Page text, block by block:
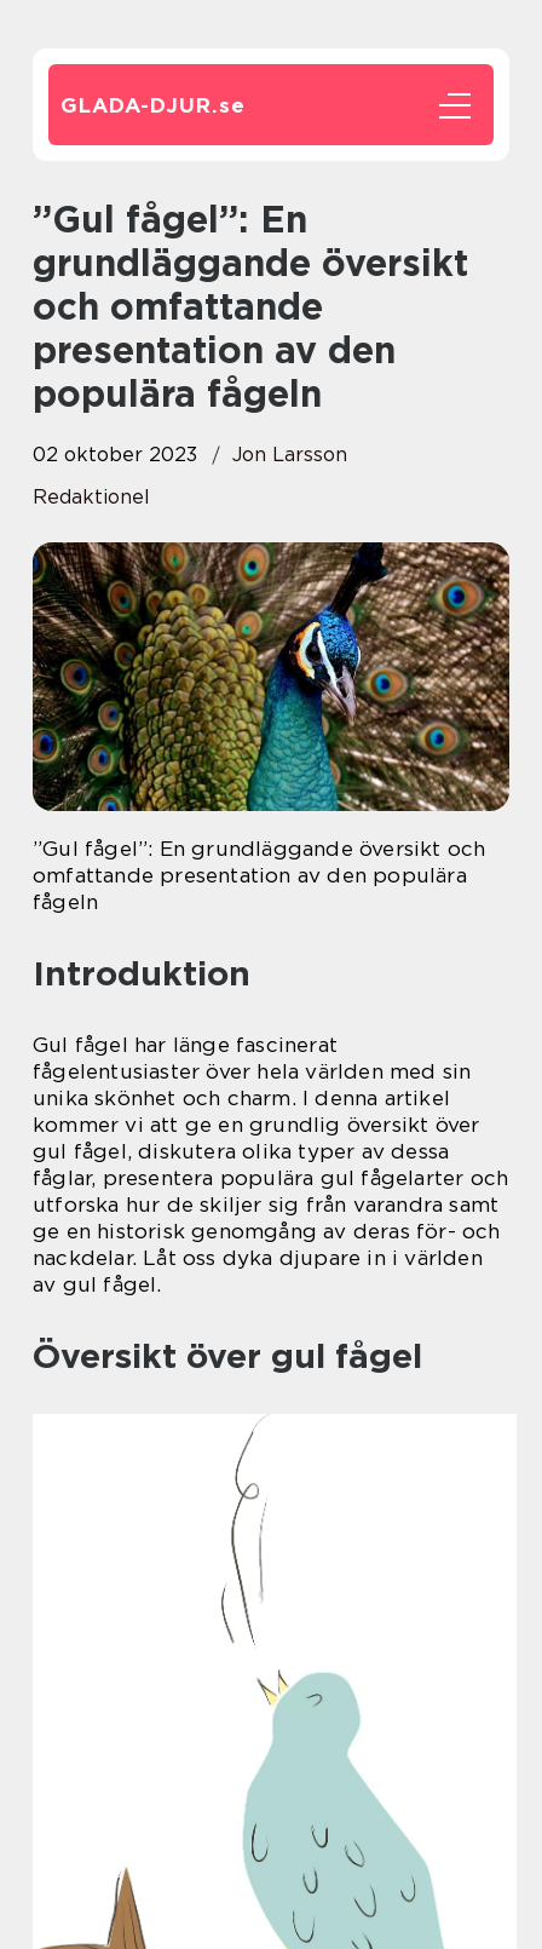
GLADA-DJUR.se
”Gul fågel”: En
grundläggande översikt
och omfattande
presentation av den
populära fågeln
02 oktober 2023
Jon Larsson
Redaktionel
”Gul fågel”: En grundläggande översikt och
omfattande presentation av den populära
fågeln
Introduktion
Gul fågel har länge fascinerat
fågelentusiaster över hela världen med sin
unika skönhet och charm. I denna artikel
kommer vi att ge en grundlig översikt över
gul fågel, diskutera olika typer av dessa
fåglar, presentera populära gul fågelarter och
utforska hur de skiljer sig från varandra samt
ge en historisk genomgång av deras för- och
nackdelar. Låt oss dyka djupare in i världen
av gul fågel.
Översikt över gul fågel